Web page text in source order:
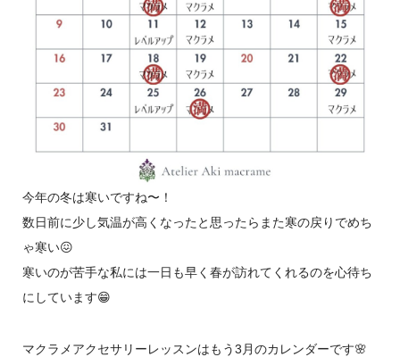
今年の冬は寒いですね〜！
数日前に少し気温が高くなったと思ったらまた寒の戻りでめち
ゃ寒い😖
寒いのが苦手な私には一日も早く春が訪れてくれるのを心待ち
にしています😁
マクラメアクセサリーレッスンはもう3月のカレンダーです🌸